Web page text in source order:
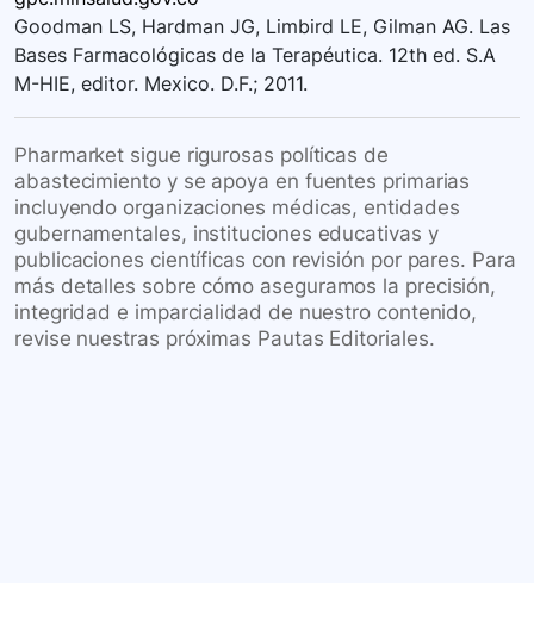
Goodman LS, Hardman JG, Limbird LE, Gilman AG. Las
Bases Farmacológicas de la Terapéutica. 12th ed. S.A
M-HIE, editor. Mexico. D.F.; 2011.
Pharmarket sigue rigurosas políticas de
abastecimiento y se apoya en fuentes primarias
incluyendo organizaciones médicas, entidades
gubernamentales, instituciones educativas y
publicaciones científicas con revisión por pares. Para
más detalles sobre cómo aseguramos la precisión,
integridad e imparcialidad de nuestro contenido,
revise nuestras próximas Pautas Editoriales.